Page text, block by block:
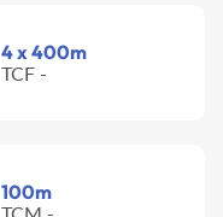
4 x 400m
TCF -
100m